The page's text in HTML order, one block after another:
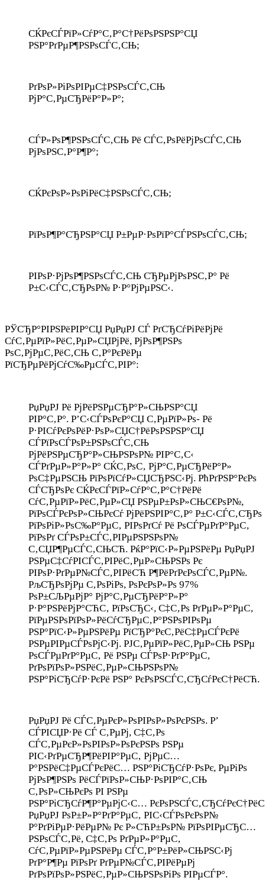
СЌРєСЃРїР»СѓР°С‚Р°С†РёРѕРЅРЅР°СЏ
РЅР°РґРµР¶РЅРѕСЃС‚СЊ;
РґРѕР»РіРѕРІРµС‡РЅРѕСЃС‚СЊ
РјР°С‚РµСЂРёР°Р»Р°;
СЃР»РѕР¶РЅРѕСЃС‚СЊ Рё СЃС‚РѕРёРјРѕСЃС‚СЊ
РјРѕРЅС‚Р°Р¶Р°;
СЌРєРѕР»РѕРіРёС‡РЅРѕСЃС‚СЊ;
РїРѕР¶Р°СЂРЅР°СЏ Р±РµР·РѕРїР°СЃРЅРѕСЃС‚СЊ;
РІРѕР·РјРѕР¶РЅРѕСЃС‚СЊ СЂРµРјРѕРЅС‚Р° Рё
Р±С‹СЃС‚СЂРѕР№ Р·Р°РјРµРЅС‹.
РЎСЂР°РІРЅРёРІР°СЏ РџРџРЈ СЃ РґСЂСѓРіРёРјРё
СѓС‚РµРїР»РёС‚РµР»СЏРјРё, РјРѕР¶РЅРѕ
РѕС‚РјРµС‚РёС‚СЊ С‚Р°РєРёРµ
РїСЂРµРёРјСѓС‰РµСЃС‚РІР°:
РџРџРЈ Рё РјРёРЅРµСЂР°Р»СЊРЅР°СЏ
РІР°С‚Р°. Р’С‹СЃРѕРєР°СЏ С‚РµРїР»Рѕ- Рё
Р·РІСѓРєРѕРёР·РѕР»СЏС†РёРѕРЅРЅР°СЏ
СЃРїРѕСЃРѕР±РЅРѕСЃС‚СЊ
РјРёРЅРµСЂР°Р»СЊРЅРѕР№ РІР°С‚С‹
СЃРґРµР»Р°Р»Р° СЌС‚РѕС‚ РјР°С‚РµСЂРёР°Р»
РѕС‡РµРЅСЊ РїРѕРїСѓР»СЏСЂРЅС‹Рј. РћРґРЅР°РєРѕ
СЃСЂРѕРє СЌРєСЃРїР»СѓР°С‚Р°С†РёРё
СѓС‚РµРїР»РёС‚РµР»СЏ РЅРµР±РѕР»СЊС€РѕР№,
РїРѕСЃРєРѕР»СЊРєСѓ РјРёРЅРІР°С‚Р° Р±С‹СЃС‚СЂРѕ
РїРѕРіР»РѕС‰Р°РµС‚ РІРѕРґСѓ Рё РѕСЃРµРґР°РµС‚
РїРѕРґ СЃРѕР±СЃС‚РІРµРЅРЅРѕР№
С‚СЏР¶РµСЃС‚СЊСЋ. РќР°РїС‹Р»РµРЅРёРµ РџРџРЈ
РЅРµС‡СѓРІСЃС‚РІРёС‚РµР»СЊРЅРѕ Рє
РІРѕР·РґРµР№СЃС‚РІРёСЋ Р¶РёРґРєРѕСЃС‚РµР№.
РљСЂРѕРјРµ С‚РѕРіРѕ, РѕРєРѕР»Рѕ 97%
РѕР±СЉРµРјР° РјР°С‚РµСЂРёР°Р»Р°
Р·Р°РЅРёРјР°СЋС‚ РїРѕСЂС‹, С‡С‚Рѕ РґРµР»Р°РµС‚
РїРµРЅРѕРїРѕР»РёСѓСЂРµС‚Р°РЅРѕРІРѕРµ
РЅР°РїС‹Р»РµРЅРёРµ РїСЂР°РєС‚РёС‡РµСЃРєРё
РЅРµРІРµСЃРѕРјС‹Рј. РЈС‚РµРїР»РёС‚РµР»СЊ РЅРµ
РѕСЃРµРґР°РµС‚ Рё РЅРµ СЃРѕР·РґР°РµС‚
РґРѕРїРѕР»РЅРёС‚РµР»СЊРЅРѕР№
РЅР°РіСЂСѓР·РєРё РЅР° РєРѕРЅСЃС‚СЂСѓРєС†РёСЋ.
РџРџРЈ Рё СЃС‚РµРєР»РѕРІРѕР»РѕРєРЅРѕ. Р’
СЃРІСЏР·Рё СЃ С‚РµРј, С‡С‚Рѕ
СЃС‚РµРєР»РѕРІРѕР»РѕРєРЅРѕ РЅРµ
РІС‹РґРµСЂР¶РёРІР°РµС‚ РјРµС…
Р°РЅРёС‡РµСЃРєРёС… РЅР°РіСЂСѓР·РѕРє, РµРіРѕ
РјРѕР¶РЅРѕ РёСЃРїРѕР»СЊР·РѕРІР°С‚СЊ
С‚РѕР»СЊРєРѕ РІ РЅРµ
РЅР°РіСЂСѓР¶Р°РµРјС‹С…
РџРџРЈ РѕР±Р»Р°РґР°РµС‚ РІС‹СЃРѕРєРѕР№
Р°РґРіРµР·РёРµР№ Рє Р»СЋР±РѕР№ РїРѕРІРµСЂС…
РЅРѕСЃС‚Рё, С‡С‚Рѕ РґРµР»Р°РµС‚
СѓС‚РµРїР»РµРЅРёРµ СЃС‚Р°Р±РёР»СЊРЅС‹Рј
РґР°Р¶Рµ РїРѕРґ РґРµР№СЃС‚РІРёРµРј
РґРѕРїРѕР»РЅРёС‚РµР»СЊРЅРѕРіРѕ РІРµСЃР°.